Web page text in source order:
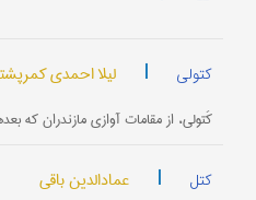
کتولی | لیلا احمدی
کَتولی، از مقامات آوازی مازندران که
کتل | عمادالدین باقی